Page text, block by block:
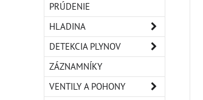
PRÚDENIE
HLADINA
DETEKCIA PLYNOV
ZÁZNAMNÍKY
VENTILY A POHONY